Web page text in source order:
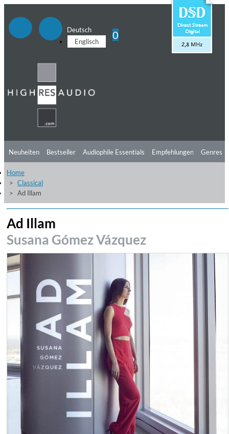
Deutsch
Englisch
0
Neuheiten Bestseller Audiophile Essentials Empfehlungen
Hörtipps
Videos
Genres
Home
Classical
Ad Illam
Ad Illam
Susana Gómez Vázquez